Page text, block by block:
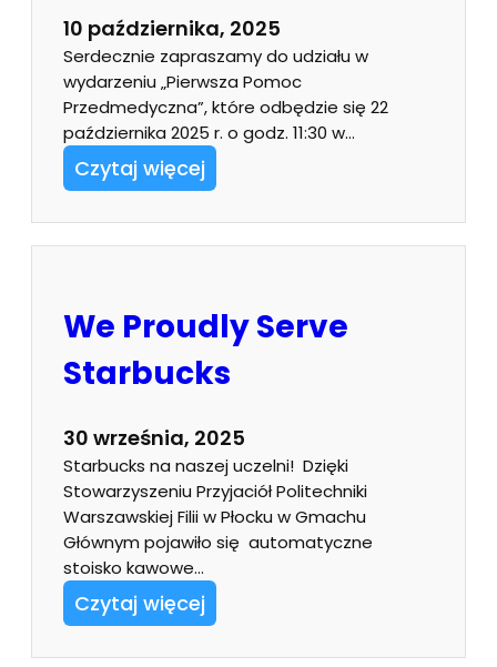
10 października, 2025
Serdecznie zapraszamy do udziału w
wydarzeniu „Pierwsza Pomoc
Przedmedyczna”, które odbędzie się 22
października 2025 r. o godz. 11:30 w…
Czytaj więcej
We Proudly Serve
Starbucks
30 września, 2025
Starbucks na naszej uczelni! Dzięki
Stowarzyszeniu Przyjaciół Politechniki
Warszawskiej Filii w Płocku w Gmachu
Głównym pojawiło się automatyczne
stoisko kawowe…
Czytaj więcej